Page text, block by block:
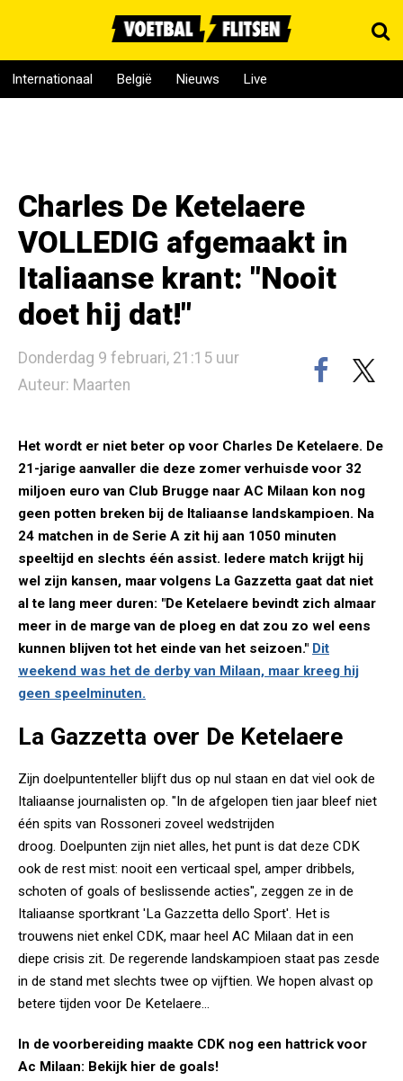
Internationaal België Nieuws Live
Charles De Ketelaere
VOLLEDIG afgemaakt in
Italiaanse krant: "Nooit
doet hij dat!"
Donderdag 9 februari, 21:15 uur
Auteur: Maarten
Het wordt er niet beter op voor Charles De Ketelaere. De
21-jarige aanvaller die deze zomer verhuisde voor 32
miljoen euro van Club Brugge naar AC Milaan kon nog
geen potten breken bij de Italiaanse landskampioen. Na
24 matchen in de Serie A zit hij aan 1050 minuten
speeltijd en slechts één assist. Iedere match krijgt hij
wel zijn kansen, maar volgens La Gazzetta gaat dat niet
al te lang meer duren: "De Ketelaere bevindt zich almaar
meer in de marge van de ploeg en dat zou zo wel eens
kunnen blijven tot het einde van het seizoen." Dit
weekend was het de derby van Milaan, maar kreeg hij
geen speelminuten.
La Gazzetta over De Ketelaere
Zijn doelpuntenteller blijft dus op nul staan en dat viel ook de
Italiaanse journalisten op. "In de afgelopen tien jaar bleef niet
één spits van Rossoneri zoveel wedstrijden
droog. Doelpunten zijn niet alles, het punt is dat deze CDK
ook de rest mist: nooit een verticaal spel, amper dribbels,
schoten of goals of beslissende acties", zeggen ze in de
Italiaanse sportkrant 'La Gazzetta dello Sport'. Het is
trouwens niet enkel CDK, maar heel AC Milaan dat in een
diepe crisis zit. De regerende landskampioen staat pas zesde
in de stand met slechts twee op vijftien. We hopen alvast op
betere tijden voor De Ketelaere...
In de voorbereiding maakte CDK nog een hattrick voor
Ac Milaan: Bekijk hier de goals!